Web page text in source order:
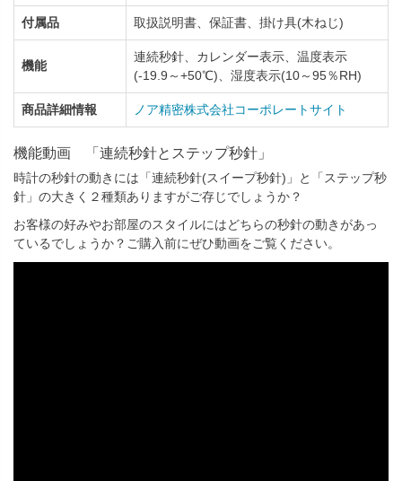
付属品 取扱説明書、保証書、掛け具(木ねじ)
機能
連続秒針、カレンダー表示、温度表示
(-19.9～+50℃)、湿度表示(10～95％RH)
商品詳細情報 ノア精密株式会社コーポレートサイト
機能動画 「連続秒針とステップ秒針」
時計の秒針の動きには「連続秒針(スイープ秒針)」と「ステップ秒
針」の大きく２種類ありますがご存じでしょうか？
お客様の好みやお部屋のスタイルにはどちらの秒針の動きがあっ
ているでしょうか？ご購入前にぜひ動画をご覧ください。